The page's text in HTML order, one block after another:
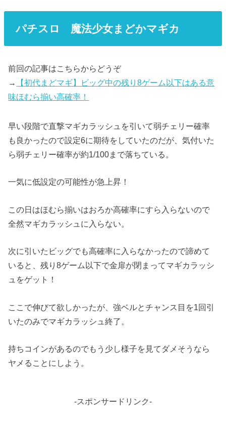
パチスロ 魔法少女まどかマギカ
前回の記事はこちらからどうぞ
→
【初代まどマギ】ビッグ中の残り8ゲーム以下はある意
味ほむら揃い高確率！
早い段階で直撃マギカラッシュを引いて弱チェリー確率
も良かったので設定6に期待をしていたのだが、気付いた
ら弱チェリー確率が約1/100まで落ちている。
一気に低設定の可能性が急上昇！
この日はほむら揃いはおろか高確率にすら入らないので
全然マギカラッシュに入らない。
次に引いたビッグでも高確率に入らなかったので諦めて
いると、残り8ゲーム以下で金扉が閉まってマギカラッシ
ュをゲット！
ここで伸びて欲しかったが、強ベルとチャンス目を1回引
いたのみでマギカラッシュ終了。
持ちコインがあるのでもう少し様子を見てダメそうなら
ヤメることにしよう。
-スポンサードリンク-